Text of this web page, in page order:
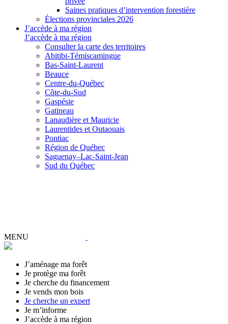
Saines pratiques d’intervention forestière
Élections provinciales 2026
J’accède à ma région
J’accède à ma région
Consulter la carte des territoires
Abitibi-Témiscamingue
Bas-Saint-Laurent
Beauce
Centre-du-Québec
Côte-du-Sud
Gaspésie
Gatineau
Lanaudière et Mauricie
Laurentides et Outaouais
Pontiac
Région de Québec
Saguenay–Lac-Saint-Jean
Sud du Québec
MENU
J’aménage ma forêt
Je protège ma forêt
Je cherche du financement
Je vends mon bois
Je cherche un expert
Je m’informe
J’accède à ma région